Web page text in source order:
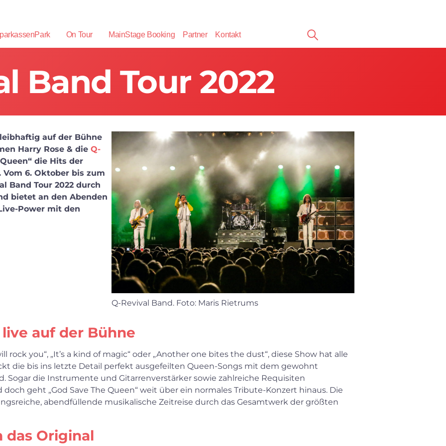
On Tour MainStage Booking Partner Kontakt
Band Tour 2022
auf der Bühne
Harry Rose & die Q-
die Hits der
6. Oktober bis zum
Band Tour 2022 durch
bietet an den Abenden
Power mit den
Q-Revival Band. Foto: Maris Rietrums
auf der Bühne
rock you“, „It’s a kind of magic“ oder „Another one bites the dust“, diese Show hat alle
die bis ins letzte Detail perfekt ausgefeilten Queen-Songs mit dem gewohnt
Sogar die Instrumente und Gitarrenverstärker sowie zahlreiche Requisiten
geht „God Save The Queen“ weit über ein normales Tribute-Konzert hinaus. Die
abendfüllende musikalische Zeitreise durch das Gesamtwerk der größten
das Original